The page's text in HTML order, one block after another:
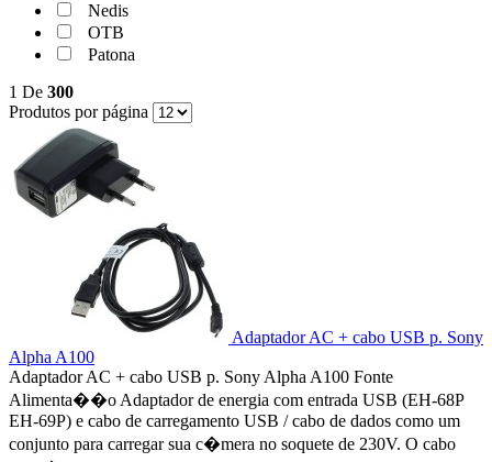
Nedis
OTB
Patona
1 De 300
Produtos por página
Adaptador AC + cabo USB p. Sony
Alpha A100
Adaptador AC + cabo USB p. Sony Alpha A100 Fonte
Alimenta��o Adaptador de energia com entrada USB (EH-68P
EH-69P) e cabo de carregamento USB / cabo de dados como um
conjunto para carregar sua c�mera no soquete de 230V. O cabo